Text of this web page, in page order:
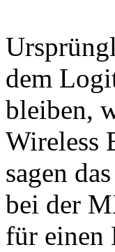
dem
bleiben,
Wireless
sagen
bei der
für einen